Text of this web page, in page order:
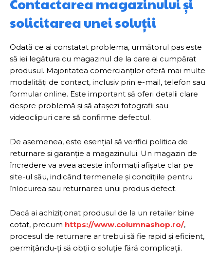
Contactarea magazinului și
solicitarea unei soluții
Odată ce ai constatat problema, următorul pas este
să iei legătura cu magazinul de la care ai cumpărat
produsul. Majoritatea comercianților oferă mai multe
modalități de contact, inclusiv prin e-mail, telefon sau
formular online. Este important să oferi detalii clare
despre problemă și să atașezi fotografii sau
videoclipuri care să confirme defectul.
De asemenea, este esențial să verifici politica de
returnare și garanție a magazinului. Un magazin de
încredere va avea aceste informații afișate clar pe
site-ul său, indicând termenele și condițiile pentru
înlocuirea sau returnarea unui produs defect.
Dacă ai achiziționat produsul de la un retailer bine
cotat, precum https://www.columnashop.ro/,
procesul de returnare ar trebui să fie rapid și eficient,
permițându-ți să obții o soluție fără complicații.